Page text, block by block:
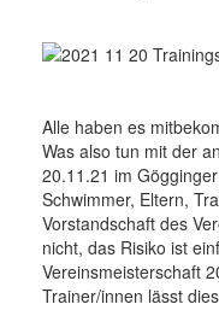
Alle haben es
Was also tun mit der
20.11.21 im
Schwimmer, Eltern,
Vorstandschaft des
nicht, das Risiko ist
Vereinsmeisterschaft
Trainer/innen lässt